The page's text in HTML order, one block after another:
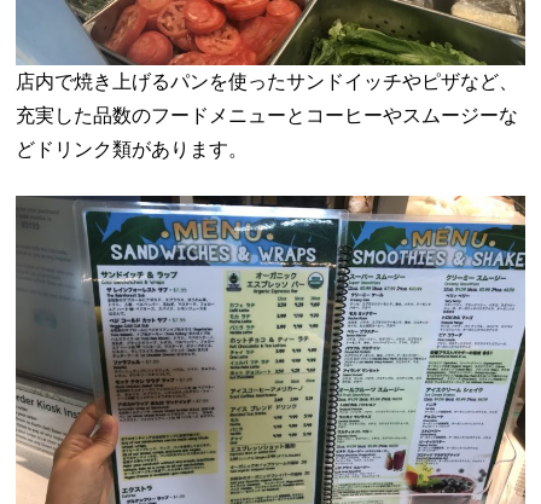
店内で焼き上げるパンを使ったサンドイッチやピザなど、
充実した品数のフードメニューとコーヒーやスムージーな
どドリンク類があります。